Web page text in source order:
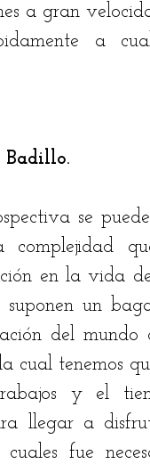
Los
Andrés Manrique
a gran
a
Badillo.
se
en la vida
un
del mundo
cual tenemos
y el
llegar a
fue